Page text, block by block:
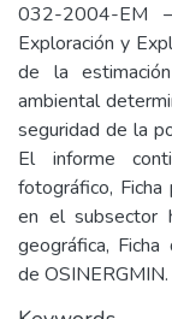
032-2004-EM
Exploración y
de la
ambiental
seguridad de la
El informe
fotográfico,
en el subsector
geográfica,
de OSINERGMIN.